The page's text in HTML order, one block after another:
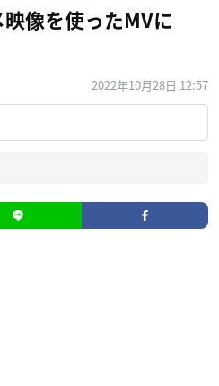
像を使ったMVに
2022年10月28日 12:57